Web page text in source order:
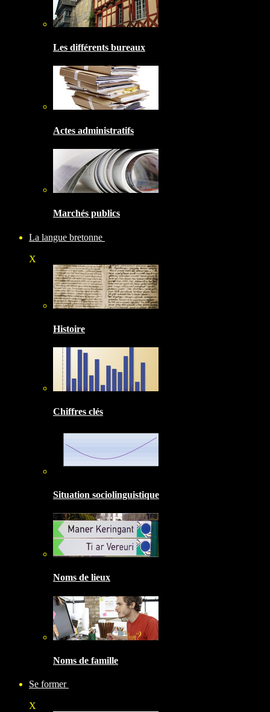
Les différents bureaux
Actes administratifs
Marchés publics
La langue bretonne
X
Histoire
Chiffres clés
Situation sociolinguistique
Noms de lieux
Noms de famille
Se former
X